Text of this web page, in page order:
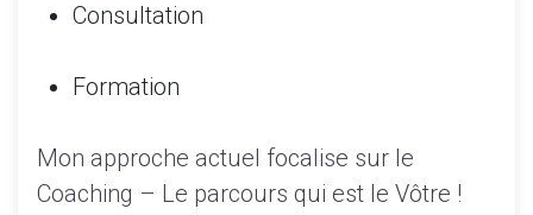
Consultation
Formation
Mon approche actuel focalise sur le
Coaching – Le parcours qui est le Vôtre !